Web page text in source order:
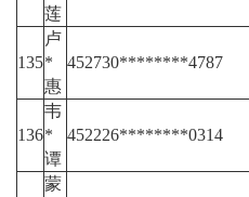
莲
135
卢
*
惠
452730********4787
136
韦
*
谭
452226********0314
蒙